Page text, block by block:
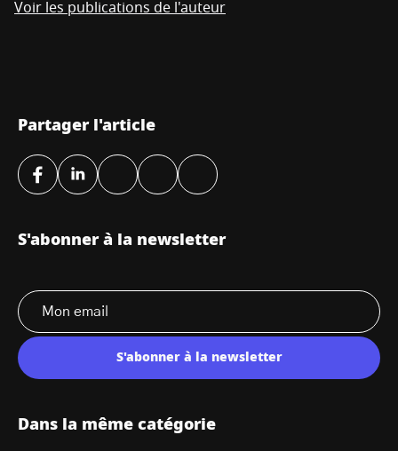
Voir les publications de l'auteur
Partager l'article
S'abonner à la newsletter
S'abonner à la newsletter
Dans la même catégorie